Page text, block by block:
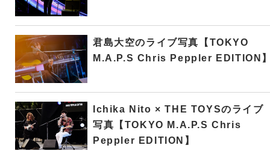
君島大空のライブ写真【TOKYO
M.A.P.S Chris Peppler EDITION
Ichika Nito × THE TOYSのライブ
写真【TOKYO M.A.P.S Chris
Peppler EDITION】